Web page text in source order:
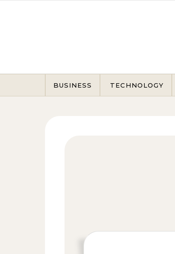
BUSINESS TECHNOLOGY